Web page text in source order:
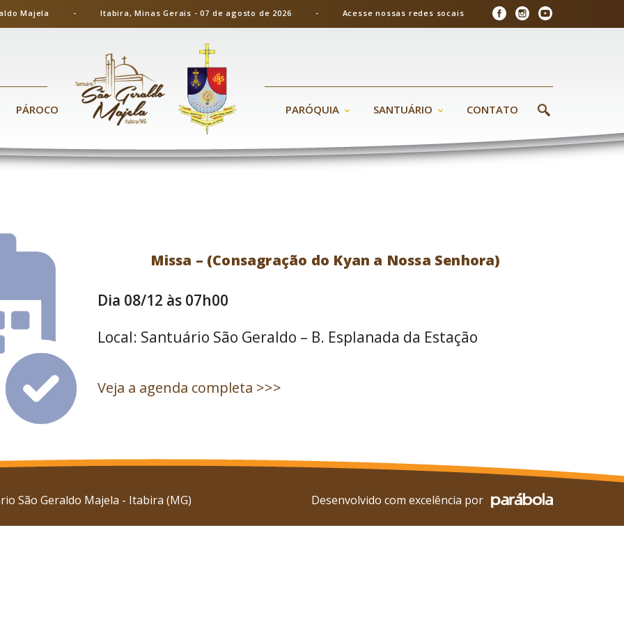
Geraldo Majela - Itabira, Minas Gerais - 07 de agosto de 2026 - Acesse nossas redes socais
PÁROCO PARÓQUIA SANTUÁRIO CONTATO
Missa – (Consagração do Kyan a Nossa Senhora)
Dia 08/12 às 07h00
Local: Santuário São Geraldo – B. Esplanada da Estação
Veja a agenda completa >>>
São Geraldo Majela - Itabira (MG) Desenvolvido com excelência por